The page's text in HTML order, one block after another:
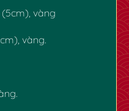
vàng
vàng.